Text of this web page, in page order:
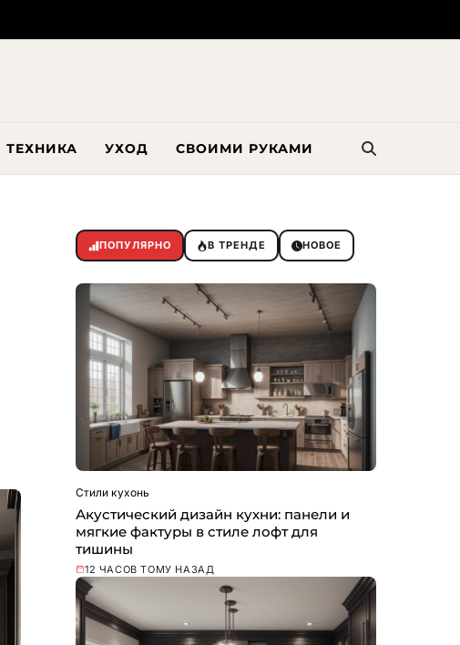
ТЕХНИКА УХОД СВОИМИ РУКАМИ
ПОПУЛЯРНО В ТРЕНДЕ НОВОЕ
Стили кухонь
Акустический дизайн кухни: панели и
мягкие фактуры в стиле лофт для
тишины
12 ЧАСОВ ТОМУ НАЗАД